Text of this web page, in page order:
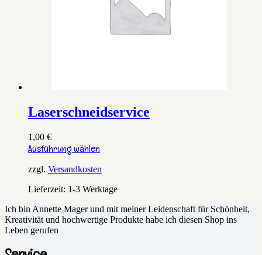
Laserschneidservice
1,00 €
Ausführung wählen
weist
Varianten
Die
Optionen
zzgl. Versandkosten
Lieferzeit: 1-3 Werktage
Ich bin Annette Mager und mit meiner Leidenschaft für Schönheit,
Kreativität und hochwertige Produkte habe ich diesen Shop ins
Leben gerufen